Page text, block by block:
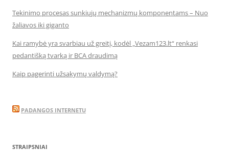
Tekinimo procesas sunkiųjų mechanizmų komponentams – Nuo
žaliavos iki giganto
Kai ramybė yra svarbiau už greitį, kodėl „Vezam123.lt“ renkasi
pedantišką tvarką ir BCA draudimą
Kaip pagerinti užsakymų valdymą?
PADANGOS INTERNETU
STRAIPSNIAI